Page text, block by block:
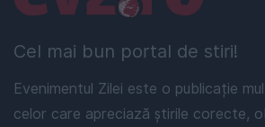
Cel mai bun portal de stiri!
Evenimentul Zilei este o publicație
celor care apreciază știrile corecte,